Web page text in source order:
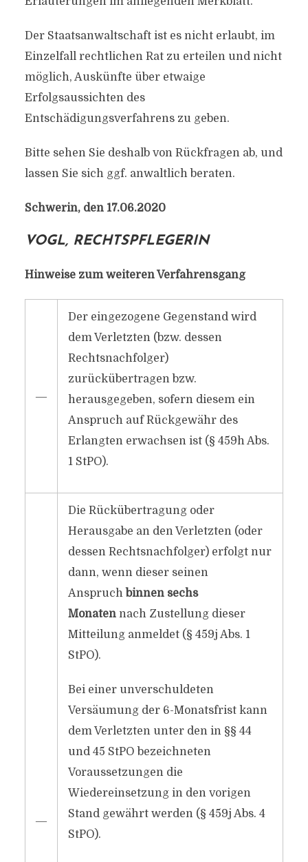
Der Staatsanwaltschaft ist es nicht erlaubt, im
Einzelfall rechtlichen Rat zu erteilen und nicht
möglich, Auskünfte über etwaige
Erfolgsaussichten des
Entschädigungsverfahrens zu geben.
Bitte sehen Sie deshalb von Rückfragen ab, und
lassen Sie sich ggf. anwaltlich beraten.
Schwerin, den 17.06.2020
VOGL, RECHTSPFLEGERIN
Hinweise zum weiteren Verfahrensgang
―
Der eingezogene Gegenstand wird
dem Verletzten (bzw. dessen
Rechtsnachfolger)
zurückübertragen bzw.
herausgegeben, sofern diesem ein
Anspruch auf Rückgewähr des
Erlangten erwachsen ist (§ 459h Abs.
1 StPO).
―
Die Rückübertragung oder
Herausgabe an den Verletzten (oder
dessen Rechtsnachfolger) erfolgt nur
dann, wenn dieser seinen
Anspruch binnen sechs
Monatennach Zustellung dieser
Mitteilung anmeldet (§ 459j Abs. 1
StPO).
Bei einer unverschuldeten
Versäumung der 6-Monatsfrist kann
dem Verletzten unter den in §§ 44
und 45 StPO bezeichneten
Voraussetzungen die
Wiedereinsetzung in den vorigen
Stand gewährt werden (§ 459j Abs. 4
StPO).